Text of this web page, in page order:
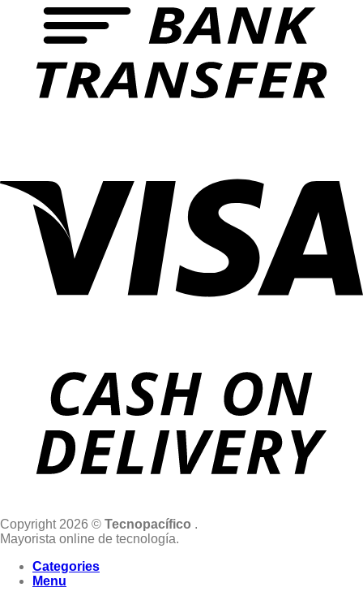
Copyright 2026 © Tecnopacífico .
Mayorista online de tecnología.
Categories
Menu